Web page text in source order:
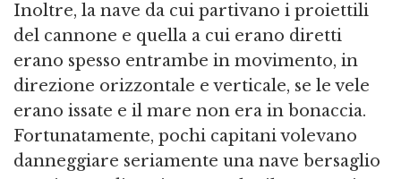
Inoltre, la nave da cui partivano i proiettili
del cannone e quella a cui erano diretti
erano spesso entrambe in movimento, in
direzione orizzontale e verticale, se le vele
erano issate e il mare non era in bonaccia.
Fortunatamente, pochi capitani volevano
danneggiare seriamente una nave bersaglio